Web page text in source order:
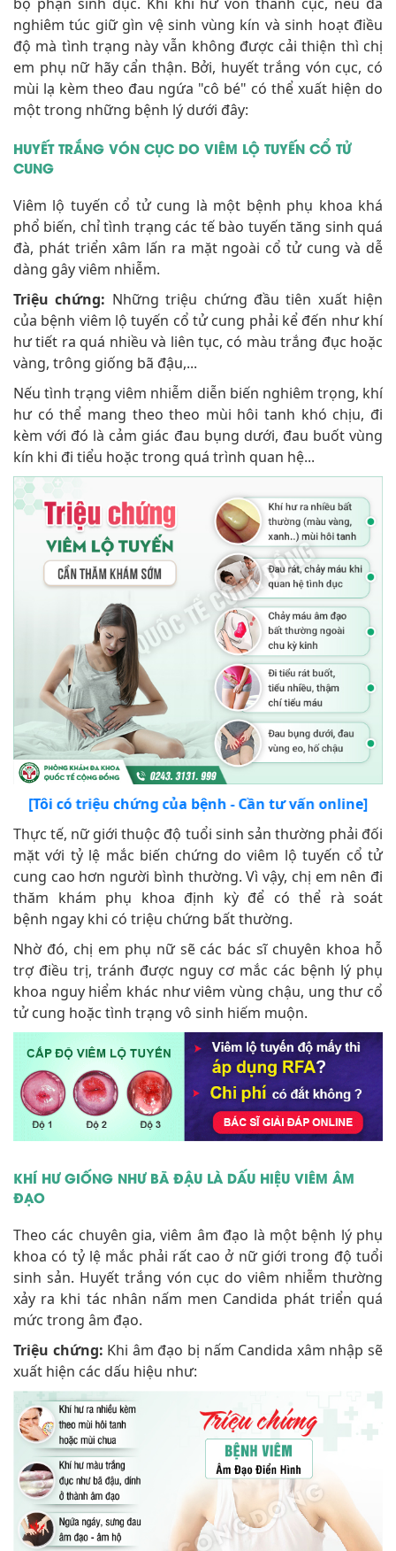
nghiêm túc giữ gìn vệ sinh vùng kín và sinh hoạt điều
độ mà tình trạng này vẫn không được cải thiện thì chị
em phụ nữ hãy cẩn thận. Bởi, huyết trắng vón cục, có
mùi lạ kèm theo đau ngứa "cô bé" có thể xuất hiện do
một trong những bệnh lý dưới đây:
HUYẾT TRẮNG VÓN CỤC DO VIÊM LỘ TUYẾN CỔ TỬ
CUNG
Viêm lộ tuyến cổ tử cung là một bệnh phụ khoa khá
phổ biến, chỉ tình trạng các tế bào tuyến tăng sinh quá
đà, phát triển xâm lấn ra mặt ngoài cổ tử cung và dễ
dàng gây viêm nhiễm.
Triệu chứng: Những triệu chứng đầu tiên xuất hiện
của bệnh viêm lộ tuyến cổ tử cung phải kể đến như khí
hư tiết ra quá nhiều và liên tục, có màu trắng đục hoặc
vàng, trông giống bã đậu,...
Nếu tình trạng viêm nhiễm diễn biến nghiêm trọng, khí
hư có thể mang theo theo mùi hôi tanh khó chịu, đi
kèm với đó là cảm giác đau bụng dưới, đau buốt vùng
kín khi đi tiểu hoặc trong quá trình quan hệ...
[Tôi có triệu chứng của bệnh - Cần tư vấn online]
Thực tế, nữ giới thuộc độ tuổi sinh sản thường phải đối
mặt với tỷ lệ mắc biến chứng do viêm lộ tuyến cổ tử
cung cao hơn người bình thường. Vì vậy, chị em nên đi
thăm khám phụ khoa định kỳ để có thể rà soát
bệnh ngay khi có triệu chứng bất thường.
Nhờ đó, chị em phụ nữ sẽ các bác sĩ chuyên khoa hỗ
trợ điều trị, tránh được nguy cơ mắc các bệnh lý phụ
khoa nguy hiểm khác như viêm vùng chậu, ung thư cổ
tử cung hoặc tình trạng vô sinh hiếm muộn.
KHÍ HƯ GIỐNG NHƯ BÃ ĐẬU LÀ DẤU HIỆU VIÊM ÂM
ĐẠO
Theo các chuyên gia, viêm âm đạo là một bệnh lý phụ
khoa có tỷ lệ mắc phải rất cao ở nữ giới trong độ tuổi
sinh sản. Huyết trắng vón cục do viêm nhiễm thường
xảy ra khi tác nhân nấm men Candida phát triển quá
mức trong âm đạo.
Triệu chứng: Khi âm đạo bị nấm Candida xâm nhập sẽ
xuất hiện các dấu hiệu như: